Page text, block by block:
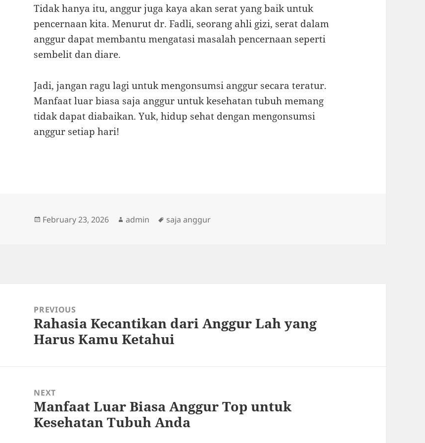
Tidak hanya itu, anggur juga kaya akan serat yang baik untuk
pencernaan kita. Menurut dr. Fadli, seorang ahli gizi, serat dalam
anggur dapat membantu mengatasi masalah pencernaan seperti
sembelit dan diare.
Jadi, jangan ragu lagi untuk mengonsumsi anggur secara teratur.
Manfaat luar biasa saja anggur untuk kesehatan tubuh memang
tidak dapat diabaikan. Yuk, hidup sehat dengan mengonsumsi
anggur setiap hari!
Posted
February 23, 2026 Author
admin Tags
saja anggur
navigationPREVIOUS
Previous
post:
Rahasia Kecantikan dari Anggur Lah yang
Harus Kamu Ketahui
NEXT
Next
post:
Manfaat Luar Biasa Anggur Top untuk
Kesehatan Tubuh Anda